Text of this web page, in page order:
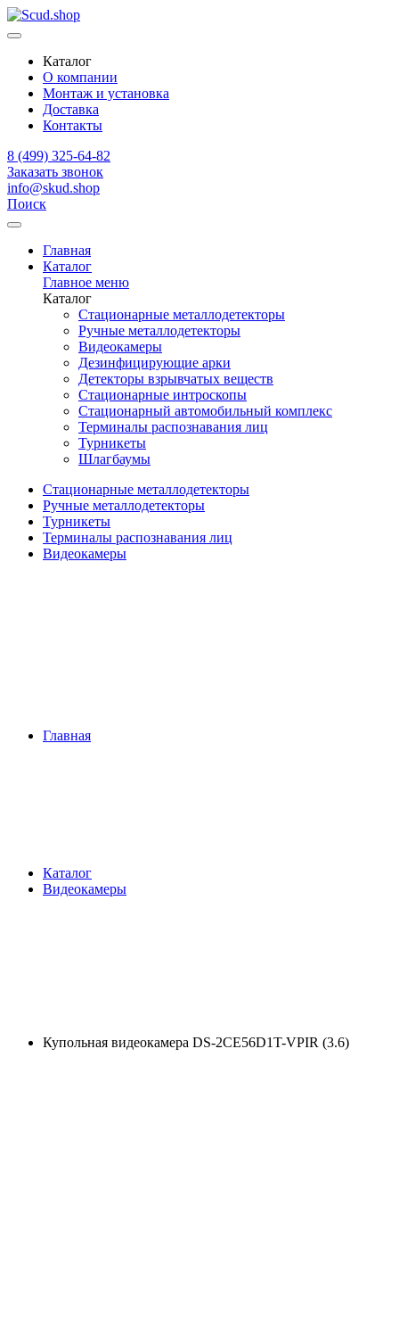
Каталог
О компании
Монтаж и установка
Доставка
Контакты
8 (499) 325-64-82
Заказать звонок
info@skud.shop
Поиск
Главная
Каталог
Главное меню
Каталог
Стационарные металлодетекторы
Ручные металлодетекторы
Видеокамеры
Дезинфицирующие арки
Детекторы взрывчатых веществ
Стационарные интроскопы
Стационарный автомобильный комплекс
Терминалы распознавания лиц
Турникеты
Шлагбаумы
Стационарные металлодетекторы
Ручные металлодетекторы
Турникеты
Терминалы распознавания лиц
Видеокамеры
Главная
Каталог
Видеокамеры
Купольная видеокамера DS-2CE56D1T-VPIR (3.6)